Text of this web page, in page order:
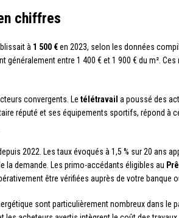
chiffres
à 1 500 €en 2023, selon les données
entre 1 400 € et 1 900 € du m².
convergents. Le télétravail a poussé des
réputé et ses équipements sportifs, répond
2022. Les taux évoqués à 1,5 % sur 20 ans
la demande. Les primo-accédants éligibles au
être vérifiées auprès de votre banque
sont particulièrement nombreux dans le